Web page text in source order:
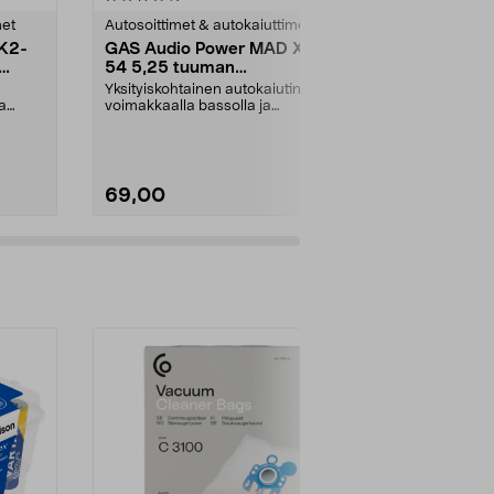
Autosoittimet & autokaiuttimet
GAS Audio Power MAD X2-
54 5,25 tuuman
koaksaalikaiutin, 80W RMS
Yksityiskohtainen autokaiutin
voimakkaalla bassolla ja
69,00